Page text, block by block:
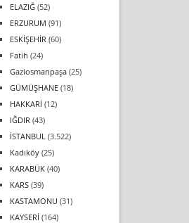
ELAZIĞ(52)
ERZURUM (91)
ESKİŞEHİR (60)
Fatih (24)
Gaziosmanpaşa(25)
GÜMÜŞHANE(18)
HAKKARİ (12)
IĞDIR (43)
İSTANBUL (3.522)
Kadıköy(25)
KARABÜK(40)
KARS(39)
KASTAMONU (31)
KAYSERİ (164)